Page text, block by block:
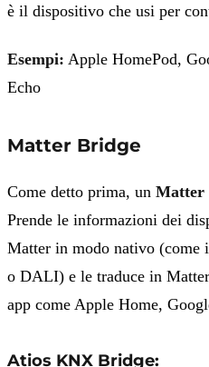
è il dispositivo che usi per
Esempi: Apple HomePod,
Echo
Matter Bridge
Come detto prima, un Matter
Prende le informazioni dei
Matter in modo nativo
o DALI) e le traduce in
app come Apple Home,
Atios KNX Bridge: